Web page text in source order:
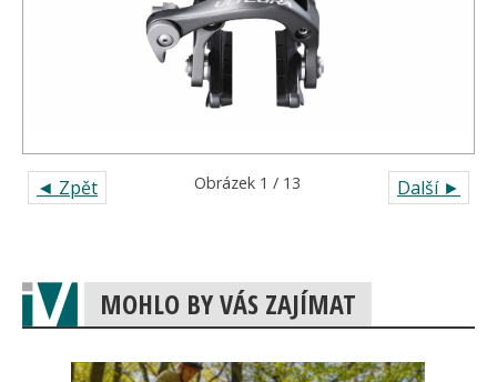
◄ Zpět Další ►
Obrázek 1 / 13
MOHLO BY VÁS ZAJÍMAT